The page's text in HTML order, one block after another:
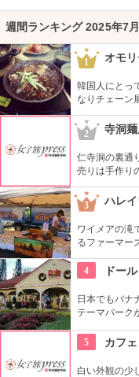
週間ランキング 2025年7
1 オモ
韓国人にとっ
なりチェーン
素材だけを使
ムチ「ゴッチ
ろん熟成キム
2 寺洞麺
仁寺洞の裏通
売りは手作り
ンゴル（鍋）
など、定番の
3 ハレ
ワイメアの滝
るファーマー
滝で遊んでか
しています
4 ドー
日本でもバナ
テーマパーク
めるアトラ
5 カフ
白い外観の少